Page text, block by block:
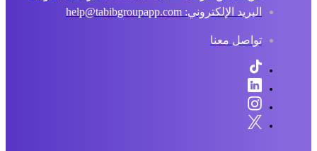
البريد الإلكتروني: help@tabibgroupapp.com
تواصل معنا